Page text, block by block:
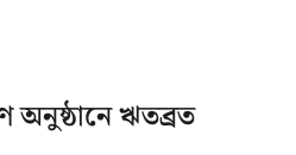
অনুষ্ঠানে ঋতব্রত